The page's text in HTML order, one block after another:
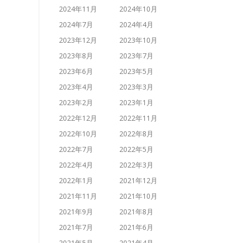
2024年11月
2024年10月
2024年7月
2024年4月
2023年12月
2023年10月
2023年8月
2023年7月
2023年6月
2023年5月
2023年4月
2023年3月
2023年2月
2023年1月
2022年12月
2022年11月
2022年10月
2022年8月
2022年7月
2022年5月
2022年4月
2022年3月
2022年1月
2021年12月
2021年11月
2021年10月
2021年9月
2021年8月
2021年7月
2021年6月